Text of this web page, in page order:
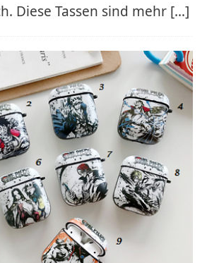
Diese Tassen sind mehr […]